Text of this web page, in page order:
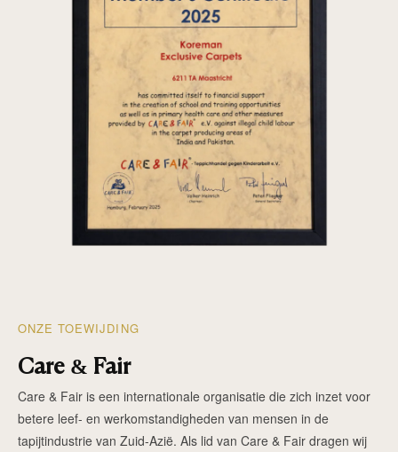
ONZE TOEWIJDING
Care & Fair
Care & Fair is een internationale organisatie die zich inzet voor
betere leef- en werkomstandigheden van mensen in de
tapijtindustrie van Zuid-Azië. Als lid van Care & Fair dragen wij